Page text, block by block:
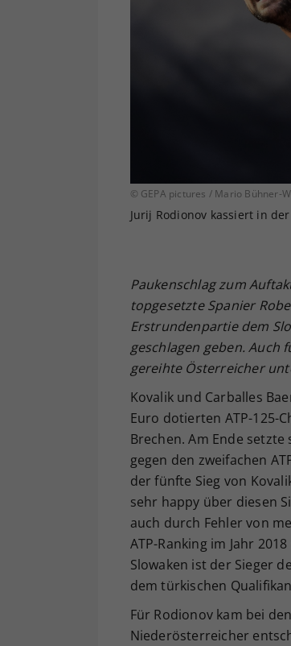
© GEPA pictures / Mario Bühner-
Jurij Rodionov kassiert in
Paukenschlag zum
topgesetzte Spanier
Erstrundenpartie dem
geschlagen geben. Auch
gereihte Österreicher
Kovalik und Carballes
Euro dotierten ATP-125-
Brechen. Am Ende
gegen den zweifachen
der fünfte Sieg von
sehr happy über diesen
auch durch Fehler von
ATP-Ranking im Jahr
Slowaken ist der Sieger
dem türkischen
Für Rodionov kam bei
Niederösterreicher